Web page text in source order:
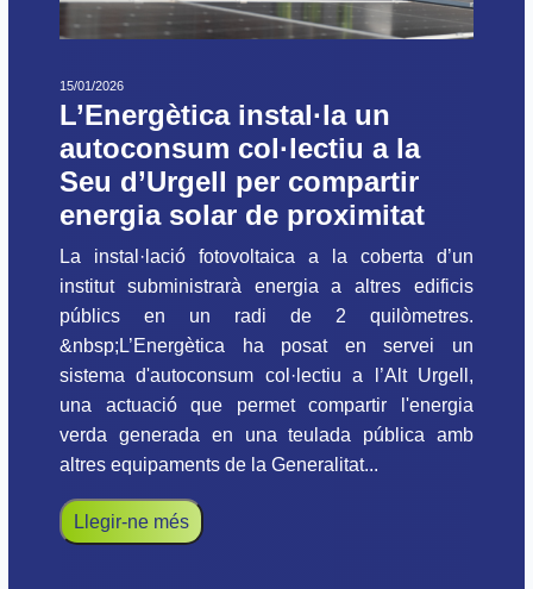
15/01/2026
L’Energètica instal·la un
autoconsum col·lectiu a la
Seu d’Urgell per compartir
energia solar de proximitat
La instal·lació fotovoltaica a la coberta d’un
institut subministrarà energia a altres edificis
públics en un radi de 2 quilòmetres.
&nbsp;L’Energètica ha posat en servei un
sistema d'autoconsum col·lectiu a l’Alt Urgell,
una actuació que permet compartir l'energia
verda generada en una teulada pública amb
altres equipaments de la Generalitat...
Llegir-ne més